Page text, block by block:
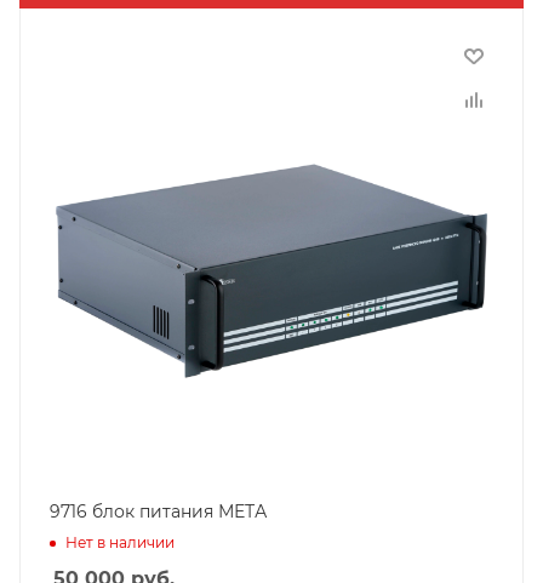
9716 блок питания МЕТА
Нет в наличии
50 000 руб.